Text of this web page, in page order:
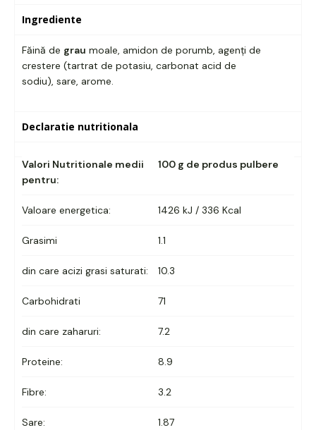
Ingrediente
Făină de grau moale, amidon de porumb, agenți de
crestere (tartrat de potasiu, carbonat acid de
sodiu), sare, arome.
Declaratie nutritionala
Valori Nutritionale medii
pentru:
100 g de produs pulbere
Valoare energetica: 1426 kJ / 336 Kcal
Grasimi 1.1
din care acizi grasi saturati: 10.3
Carbohidrati 71
din care zaharuri: 7.2
Proteine: 8.9
Fibre: 3.2
Sare: 1.87